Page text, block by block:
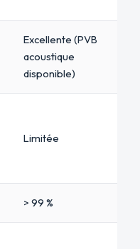
Excellente (PVB
acoustique
disponible)
Limitée
> 99 %